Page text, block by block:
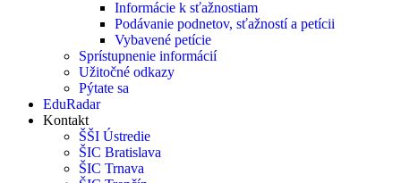
Informácie k sťažnostiam
Podávanie podnetov, sťažností a petícii
Vybavené petície
Sprístupnenie informácií
Užitočné odkazy
Pýtate sa
EduRadar
Kontakt
ŠŠI Ústredie
ŠIC Bratislava
ŠIC Trnava